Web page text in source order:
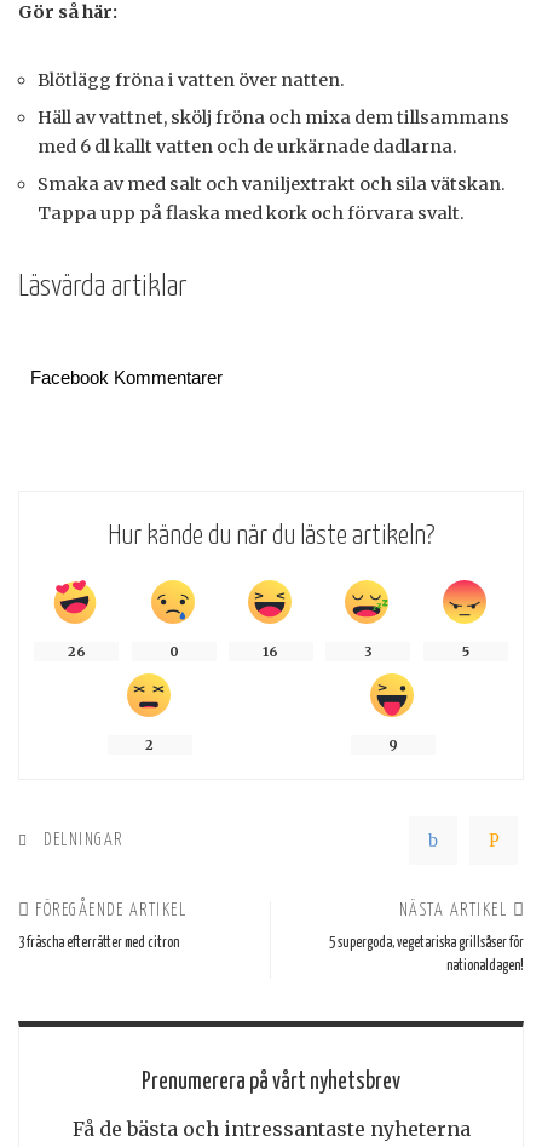
Gör så här:
Blötlägg fröna i vatten över natten.
Häll av vattnet, skölj fröna och mixa dem tillsammans
med 6 dl kallt vatten och de urkärnade dadlarna.
Smaka av med salt och vaniljextrakt och sila vätskan.
Tappa upp på flaska med kork och förvara svalt.
Läsvärda artiklar
Facebook Kommentarer
Hur kände du när du läste artikeln?
26 0 16 3 5
2 9
DELNINGAR
FÖREGÅENDE ARTIKEL
3 fräscha efterrätter med citron
NÄSTA ARTIKEL
5 supergoda, vegetariska grillsåser för
nationaldagen!
Prenumerera på vårt nyhetsbrev
Få de bästa och intressantaste nyheterna